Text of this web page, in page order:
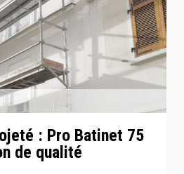
: Pro Batinet 75
de qualité